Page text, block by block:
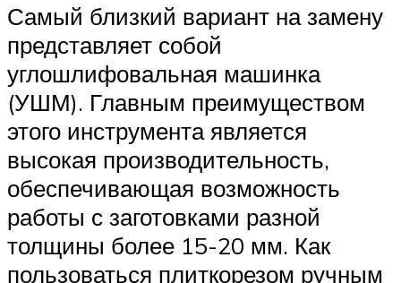
Самый близкий вариант на замену
представляет собой
углошлифовальная машинка
(УШМ). Главным преимуществом
этого инструмента является
высокая производительность,
обеспечивающая возможность
работы с заготовками разной
толщины более 15-20 мм. Как
пользоваться плиткорезом ручным